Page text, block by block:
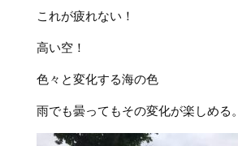
これが疲れない！
高い空！
色々と変化する海の色
雨でも曇ってもその変化が楽しめる。